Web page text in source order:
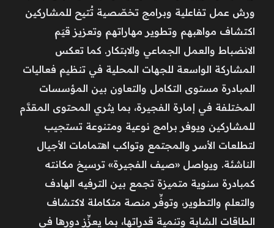
ورش عمل تفاعلية وبرامج تخصّصية تُتيح للمشاركين
اكتشاف مواهبهم وتطوير مهاراتهم وتعزيز قيَم
الانضباط والعمل الجماعي والابتكار. كما تعكس
المشاركة الواسعة للجهات المحلية في تنظيم فعاليات
المبادرة مستوى التكامل والتعاون بين المؤسسات
المختلفة في إمارة الفجيرة، بما يثري المحتوى المقدَّم
للمشاركين ويوفر برامج نوعية ومتنوعة تستجيب
لتطلعات الأسر والمجتمع وتواكب اهتمامات الأجيال
الناشئة. ويواصل «صيف الفجيرة» ترسيخ مكانته
كمبادرة سنوية متميزة تجمع بين الترفيه الهادف
والتعلم والتطوير، وتوفِّر منصة متكاملة لاكتشاف
الطاقات الشابة وتنمية قدراتها، بما يعزِّز دورها في